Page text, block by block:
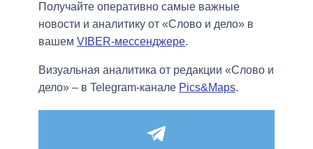
Получайте оперативно самые важные
новости и аналитику от «Слово и дело» в
вашем VIBER-мессенджере.
Визуальная аналитика от редакции «Слово и
дело» – в Telegram-канале Pics&Maps.